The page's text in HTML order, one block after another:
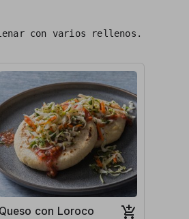
con varios rellenos.
Queso con Loroco